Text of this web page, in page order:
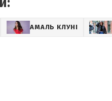
АМАЛЬ КЛУНІ